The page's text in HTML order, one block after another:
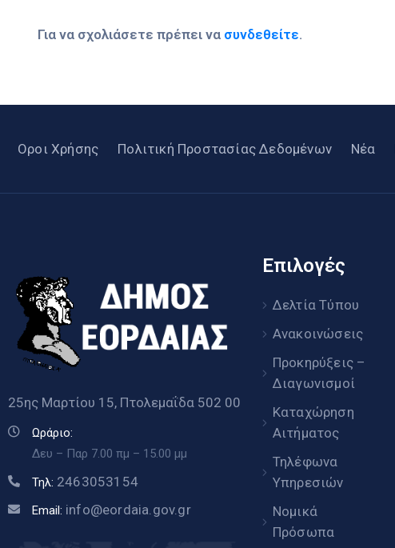
Για να σχολιάσετε πρέπει να συνδεθείτε.
Οροι Χρήσης Πολιτική Προστασίας Δεδομένων Νέα
25ης Μαρτίου 15, Πτολεμαΐδα 502 00
Ωράριο:
Δευ – Παρ 7.00 πμ – 15.00 μμ
Τηλ: 2463053154
Email: info@eordaia.gov.gr
Επιλογές
Δελτία Τύπου
Ανακοινώσεις
Προκηρύξεις –
Διαγωνισμοί
Καταχώρηση
Αιτήματος
Τηλέφωνα
Υπηρεσιών
Νομικά
Πρόσωπα